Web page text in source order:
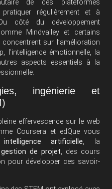
de ces plateformes
régulièrement et à
côté du développement
Mindvalley et certains
sur l’amélioration
l’intelligence émotionnelle, la
aspects essentiels à la
ingénierie et
effervescence sur le web
Coursera et edQue vous
intelligence artificielle, la
gestion de projet, des cours
pour développer ces savoir-